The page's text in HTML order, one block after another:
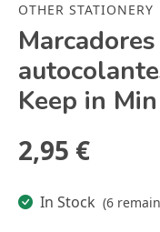
OTHER STATIONERY
Keep in Min
2,95 €
In Stock (6